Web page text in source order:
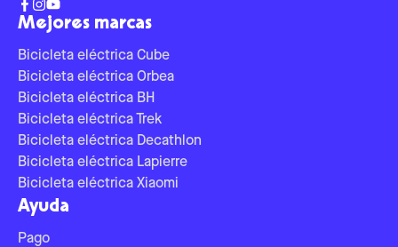
Mejores marcas
Bicicleta eléctrica Cube
Bicicleta eléctrica Orbea
Bicicleta eléctrica BH
Bicicleta eléctrica Trek
Bicicleta eléctrica Decathlon
Bicicleta eléctrica Lapierre
Bicicleta eléctrica Xiaomi
Ayuda
Pago